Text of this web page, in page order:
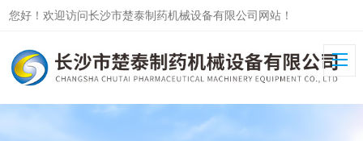
您好！欢迎访问长沙市楚泰制药机械设备有限公司网站！